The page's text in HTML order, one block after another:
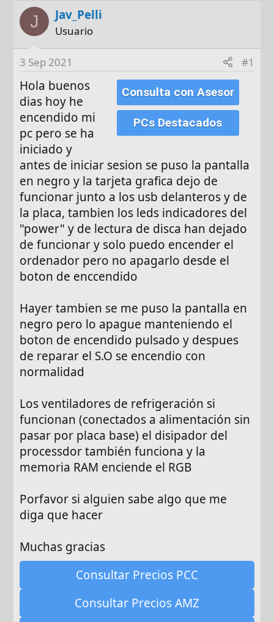
r
a
d
n
i
o
J Jav_Pelli
Usuario
3 Sep 2021 #1
Consulta con Asesor
PCs Destacados
Hola buenos
dias hoy he
encendido mi
pc pero se ha
iniciado y
antes de iniciar sesion se puso la pantalla
en negro y la tarjeta grafica dejo de
funcionar junto a los usb delanteros y de
la placa, tambien los leds indicadores del
"power" y de lectura de disca han dejado
de funcionar y solo puedo encender el
ordenador pero no apagarlo desde el
boton de enccendido
Hayer tambien se me puso la pantalla en
negro pero lo apague manteniendo el
boton de encendido pulsado y despues
de reparar el S.O se encendio con
normalidad
Los ventiladores de refrigeración si
funcionan (conectados a alimentación sin
pasar por placa base) el disipador del
processdor también funciona y la
memoria RAM enciende el RGB
Porfavor si alguien sabe algo que me
diga que hacer
Muchas gracias
Consultar Precios PCC
Consultar Precios AMZ